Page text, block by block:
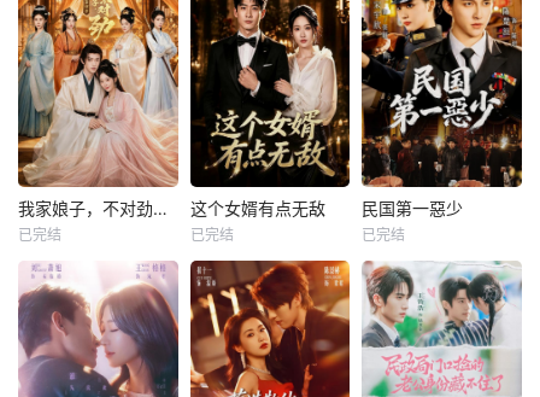
我家娘子，不对劲第四季
已完结
这个女婿有点无敌
已完结
民国第一惡少
已完结